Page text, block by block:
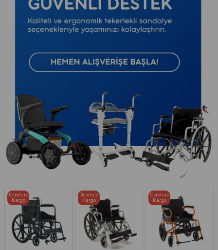
Ücretsiz
Kargo
Ücretsiz
Kargo
Ücretsiz
Kargo